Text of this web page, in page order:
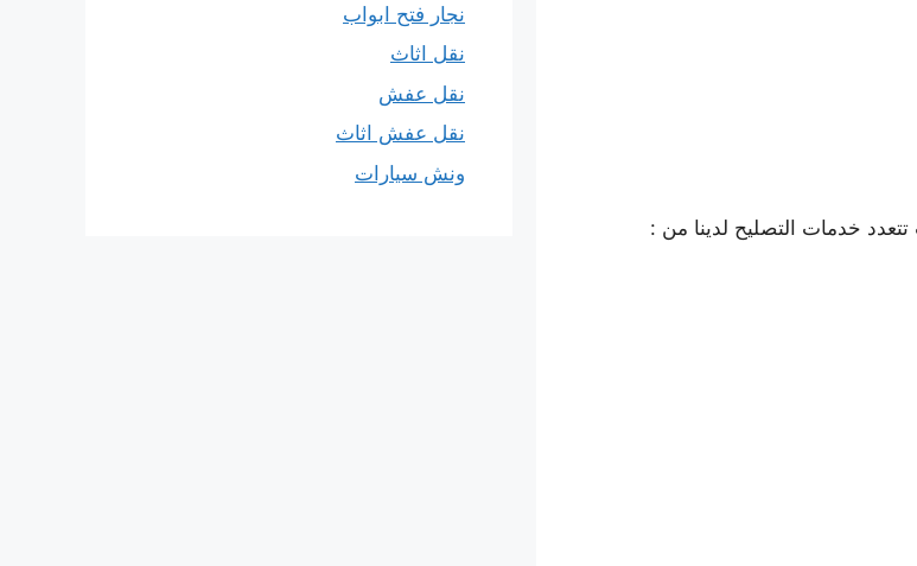
خدمات التصليح لدينا من :
نجار فتح ابواب
نقل اثاث
نقل عفش
نقل عفش اثاث
ونش سيارات